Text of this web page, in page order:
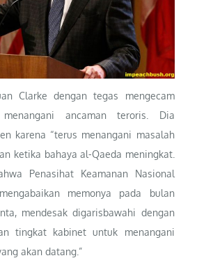
Clarke dengan tegas mengecam
ancaman teroris. Dia
karena “terus menangani masalah
ketika bahaya al-Qaeda meningkat.
Penasihat Keamanan Nasional
memonya pada bulan
mendesak digarisbawahi dengan
tingkat kabinet untuk menangani
akan datang.”